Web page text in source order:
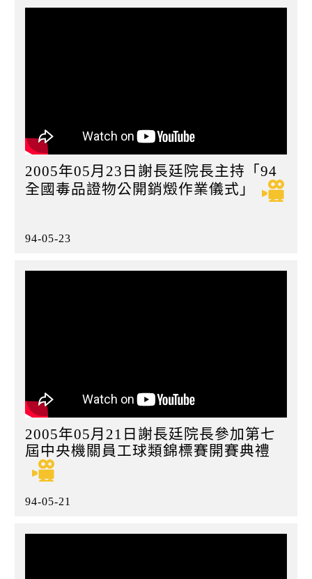
2005年05月23日謝長廷院長主持「94
全國毒品證物公開銷燬作業儀式」
94-05-23
2005年05月21日謝長廷院長參加第七
屆中央機關員工球類錦標賽開賽典禮
94-05-21